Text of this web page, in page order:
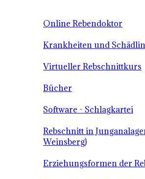
Online Rebendoktor
Krankheiten und
Virtueller Rebschnittkurs
Bücher
Software - Schlagkartei
Rebschnitt in
Weinsberg)
Erziehungsformen der